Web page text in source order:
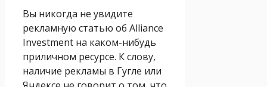
Вы никогда не увидите
рекламную статью об Alliance
Investment на каком-нибудь
приличном ресурсе. К слову,
наличие рекламы в Гугле или